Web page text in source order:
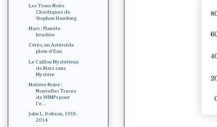
Les Trous Noirs
Chaotiques de
Stephen Hawking
Mars : Planète
Irradiée
Cérès, un Astéroïde
plein d'Eau
Le Caillou Mystérieux
de Mars sans
Mystère
Matière Noire :
Nouvelles Traces
de WIMPs pour
l'e...
John L. Dobson, 1915-
2014